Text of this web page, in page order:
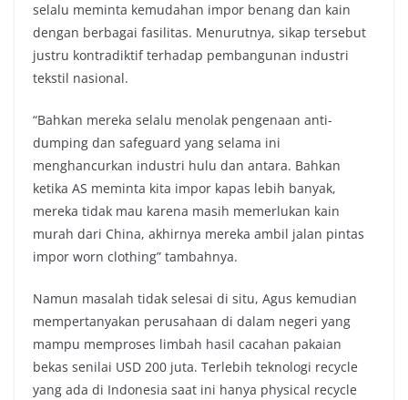
selalu meminta kemudahan impor benang dan kain
dengan berbagai fasilitas. Menurutnya, sikap tersebut
justru kontradiktif terhadap pembangunan industri
tekstil nasional.
“Bahkan mereka selalu menolak pengenaan anti-
dumping dan safeguard yang selama ini
menghancurkan industri hulu dan antara. Bahkan
ketika AS meminta kita impor kapas lebih banyak,
mereka tidak mau karena masih memerlukan kain
murah dari China, akhirnya mereka ambil jalan pintas
impor worn clothing” tambahnya.
Namun masalah tidak selesai di situ, Agus kemudian
mempertanyakan perusahaan di dalam negeri yang
mampu memproses limbah hasil cacahan pakaian
bekas senilai USD 200 juta. Terlebih teknologi recycle
yang ada di Indonesia saat ini hanya physical recycle